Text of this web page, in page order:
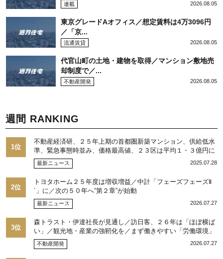
連載 2026.08.05
東京グレードAオフィス／想定賃料は4万3096円
／「京...
流通賃貸 2026.08.05
代官山町の土地・建物を取得／マンション敷地売
却制度で／...
不動産開発 2026.08.05
週間 RANKING
1位
不動産経済研、２５年上期の首都圏新築マンション、供給低水
準、緊急事態時並み、価格最高値、２３区は平均１・３億円に
最新ニュース 2025.07.28
2位
トヨタホーム２５年度は増収増益／中計「フェーズフェーズⅡ
´」に／次の５０年へ“第２章”が始動
最新ニュース 2026.07.27
3位
森トラスト・伊達社長が見通し／訪日客、２６年は「ほぼ横ば
い」／観光地・産業の強靭化を／まず働きやすい「労働環境」
整備
不動産開発 2026.07.27